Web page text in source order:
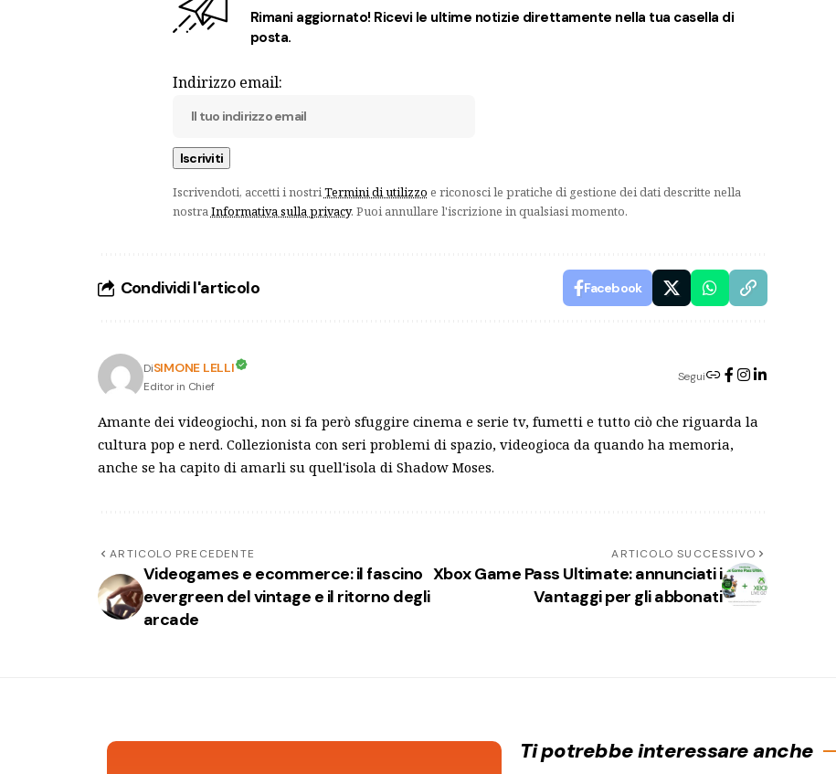
Rimani aggiornato! Ricevi le ultime notizie direttamente nella tua casella di
posta.
Indirizzo email:
Iscrivendoti, accetti i nostriTermini di utilizzo e riconosci le pratiche di gestione dei dati descritte nella
nostraInformativa sulla privacy. Puoi annullare l'iscrizione in qualsiasi momento.
Condividi l'articolo Facebook
DiSIMONE LELLI
Editor in Chief
Segui
Amante dei videogiochi, non si fa però sfuggire cinema e serie tv, fumetti e tutto ciò che riguarda la
cultura pop e nerd. Collezionista con seri problemi di spazio, videogioca da quando ha memoria,
anche se ha capito di amarli su quell'isola di Shadow Moses.
ARTICOLO PRECEDENTE
Videogames e ecommerce: il fascino
evergreen del vintage e il ritorno degli
arcade
ARTICOLO SUCCESSIVO
Xbox Game Pass Ultimate: annunciati i
Vantaggi per gli abbonati
Ti potrebbe interessare anche